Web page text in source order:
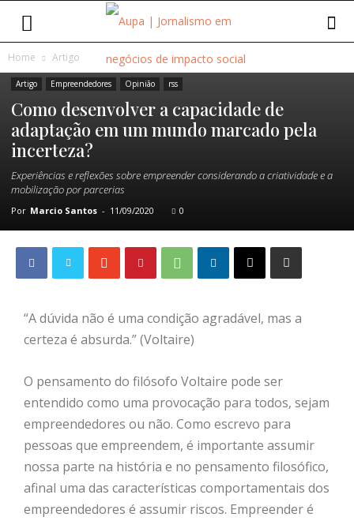
Home Artigo
Artigo Empreendedores Opinião rss
Como desenvolver a capacidade de
adaptação em um mundo marcado pela
incerteza?
Experiências e reflexões sobre empreender considerando a criatividade e a
mobilização por parcerias
Por Marcio Santos - 11/09/2020 0
“A dúvida não é uma condição agradável, mas a
certeza é absurda.” (Voltaire)
O pensamento do filósofo Voltaire pode ser
entendido como uma provocação para todos, sejam
empreendedores ou não. Como escrevo para
pessoas que empreendem, é importante assumir
nossa parte na história e no pensamento filosófico,
afinal uma das características comportamentais dos
empreendedores é assumir riscos. Empreender é